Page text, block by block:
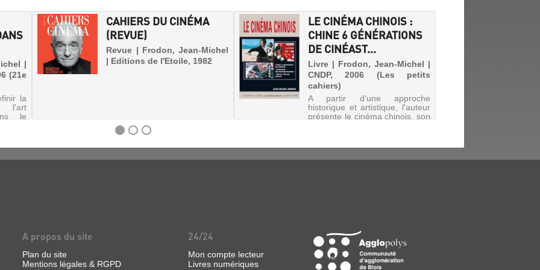
CAHIERS DU CINÉMA
(REVUE)
Revue | Frodon, Jean-Michel
| Editions de l'Etoile, 1982
LE CINÉMA CHINOIS :
CHINE 6 GÉNÉRATIONS
DE CINÉAST...
Livre | Frodon, Jean-Michel |
CNDP, 2006 (Les petits
cahiers)
A partir d'une approche
historique et artistique, l'auteur
présente le cinéma chinois, son
ses relations avec la culture c...
|
(21e
la
l'art
le
A propos du site
Plan du site
Mentions légales & RGPD
24/24
Mon compte lecteur
Livres numériques